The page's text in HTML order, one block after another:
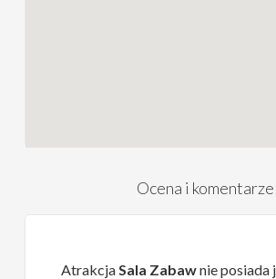
Ocena i komentarze
AtrakcjaSala Zabawnie posiada